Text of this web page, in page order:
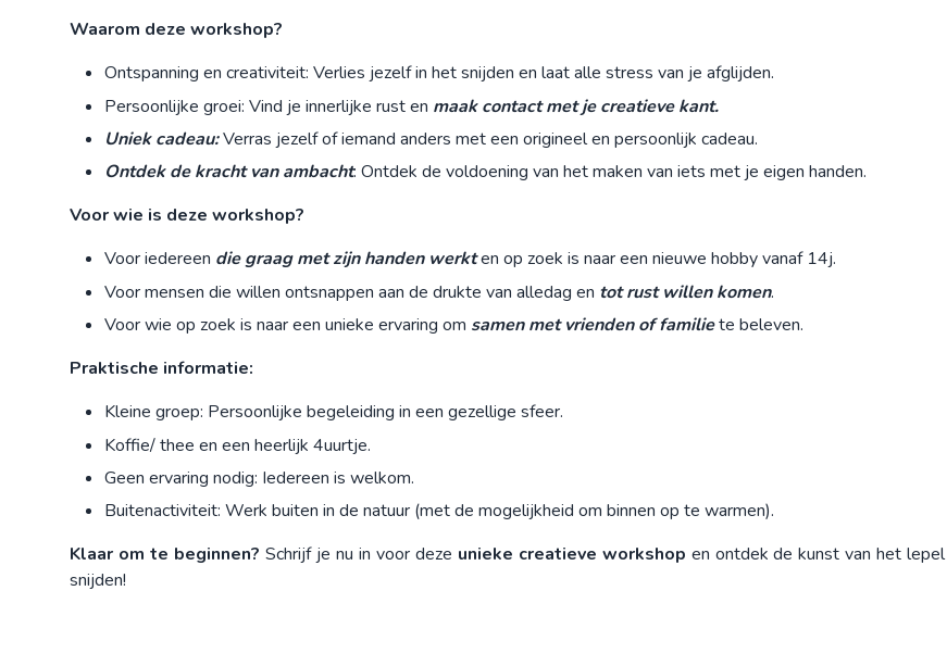
Waarom deze workshop?
Ontspanning en creativiteit: Verlies jezelf in het snijden en laat alle stress van je afglijden.
Persoonlijke groei: Vind je innerlijke rust en maak contact met je creatieve kant.
Uniek cadeau:Verras jezelf of iemand anders met een origineel en persoonlijk cadeau.
Ontdek de kracht van ambacht: Ontdek de voldoening van het maken van iets met je eigen handen.
Voor wie is deze workshop?
Voor iedereen die graag met zijn handen werkten op zoek is naar een nieuwe hobby vanaf 14j.
Voor mensen die willen ontsnappen aan de drukte van alledag en tot rust willen komen.
Voor wie op zoek is naar een unieke ervaring om samen met vrienden of familiete beleven.
Praktische informatie:
Kleine groep: Persoonlijke begeleiding in een gezellige sfeer.
Koffie/ thee en een heerlijk 4uurtje.
Geen ervaring nodig: Iedereen is welkom.
Buitenactiviteit: Werk buiten in de natuur (met de mogelijkheid om binnen op te warmen).
Klaar om te beginnen? Schrijf je nu in voor deze unieke creatieve workshop en ontdek de kunst van het lepel
snijden!